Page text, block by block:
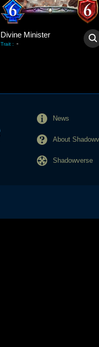
Divine Minister
Trait : -
News
About
Shadowverse